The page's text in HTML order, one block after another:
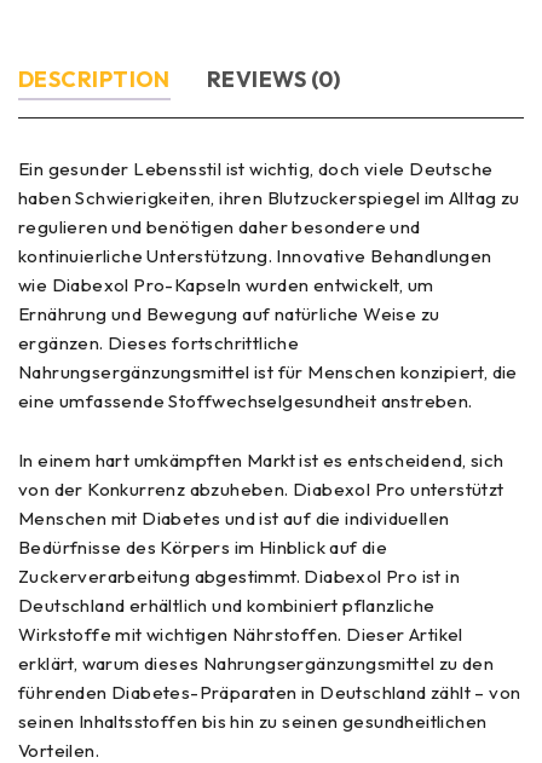
DESCRIPTION REVIEWS (0)
Ein gesunder Lebensstil ist wichtig, doch viele Deutsche
haben Schwierigkeiten, ihren Blutzuckerspiegel im Alltag zu
regulieren und benötigen daher besondere und
kontinuierliche Unterstützung. Innovative Behandlungen
wie Diabexol Pro-Kapseln wurden entwickelt, um
Ernährung und Bewegung auf natürliche Weise zu
ergänzen. Dieses fortschrittliche
Nahrungsergänzungsmittel ist für Menschen konzipiert, die
eine umfassende Stoffwechselgesundheit anstreben.
In einem hart umkämpften Markt ist es entscheidend, sich
von der Konkurrenz abzuheben. Diabexol Pro unterstützt
Menschen mit Diabetes und ist auf die individuellen
Bedürfnisse des Körpers im Hinblick auf die
Zuckerverarbeitung abgestimmt. Diabexol Pro ist in
Deutschland erhältlich und kombiniert pflanzliche
Wirkstoffe mit wichtigen Nährstoffen. Dieser Artikel
erklärt, warum dieses Nahrungsergänzungsmittel zu den
führenden Diabetes-Präparaten in Deutschland zählt – von
seinen Inhaltsstoffen bis hin zu seinen gesundheitlichen
Vorteilen.